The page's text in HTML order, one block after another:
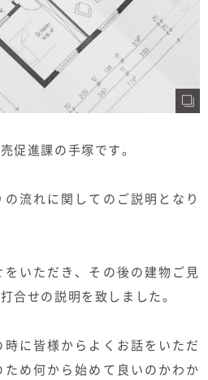
ブログ
イベント
ー様Q&A
資料請求
問い合わせ
促進課の手塚です。
流れに関してのご説明となり
いただき、その後の建物ご見
合せの説明を致しました。
に皆様からよくお話をいただ
め何から始めて良いのかわか